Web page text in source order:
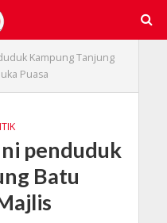
Kampung Tanjung
Puasa
penduduk
Batu